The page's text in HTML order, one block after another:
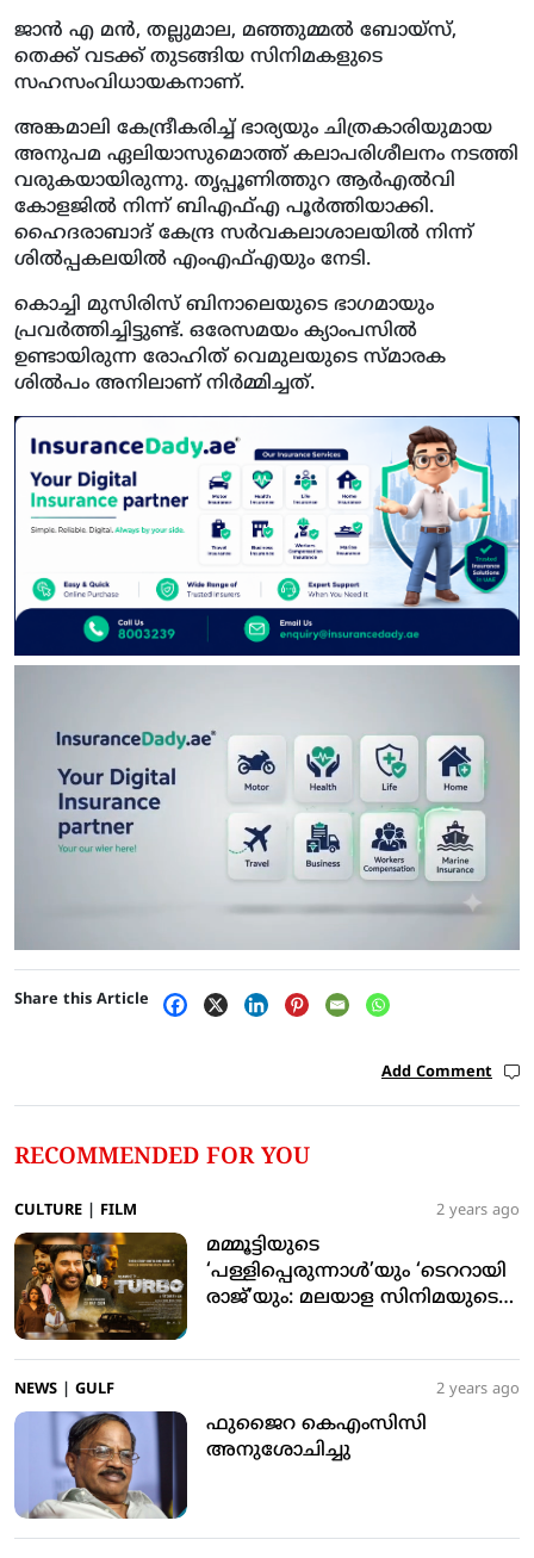
ജാൻ എ മൻ, തല്ലുമാല, മഞ്ഞുമ്മല്‍ ബോയ്സ്,
തെക്ക് വടക്ക് തുടങ്ങിയ സിനിമകളുടെ
സഹസംവിധായകനാണ്.
അങ്കമാലി കേന്ദ്രീകരിച്ച്‌ ഭാര്യയും ചിത്രകാരിയുമായ
അനുപമ ഏലിയാസുമൊത്ത് കലാപരിശീലനം നടത്തി
വരുകയായിരുന്നു. തൃപ്പൂണിത്തുറ ആർഎല്‍വി
കോളജില്‍ നിന്ന് ബിഎഫ്‌എ പൂർത്തിയാക്കി.
ഹൈദരാബാദ് കേന്ദ്ര സർവകലാശാലയില്‍ നിന്ന്
ശില്‍പ്പകലയില്‍ എംഎഫ്‌എയും നേടി.
കൊച്ചി മുസിരിസ് ബിനാലെയുടെ ഭാഗമായും
പ്രവർത്തിച്ചിട്ടുണ്ട്. ഒരേസമയം ക്യാംപസില്‍
ഉണ്ടായിരുന്ന രോഹിത് വെമുലയുടെ സ്മാരക
ശില്‍പം അനിലാണ് നിർമ്മിച്ചത്.
Share this Article
Add Comment
RECOMMENDED FOR YOU
CULTURE FILM 2 years ago
മമ്മൂട്ടിയുടെ
‘പള്ളിപ്പെരുന്നാൾ’യും ‘ടെററായി
രാജ്’യും: മലയാള സിനിമയുടെ
NEWS GULF 2 years ago
ഫുജൈറ കെഎംസിസി
അനുശോചിച്ചു